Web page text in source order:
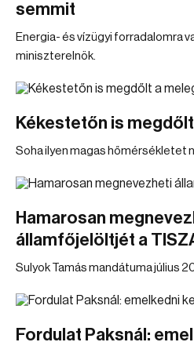
semmit
Energia- és vízügyi forradalomra
miniszterelnök.
Kékestetőn is
Soha ilyen magas hőmérsékletet
Hamarosan
államfőjelöltjét a
Sulyok Tamás mandátuma július
Fordulat Paksnál: